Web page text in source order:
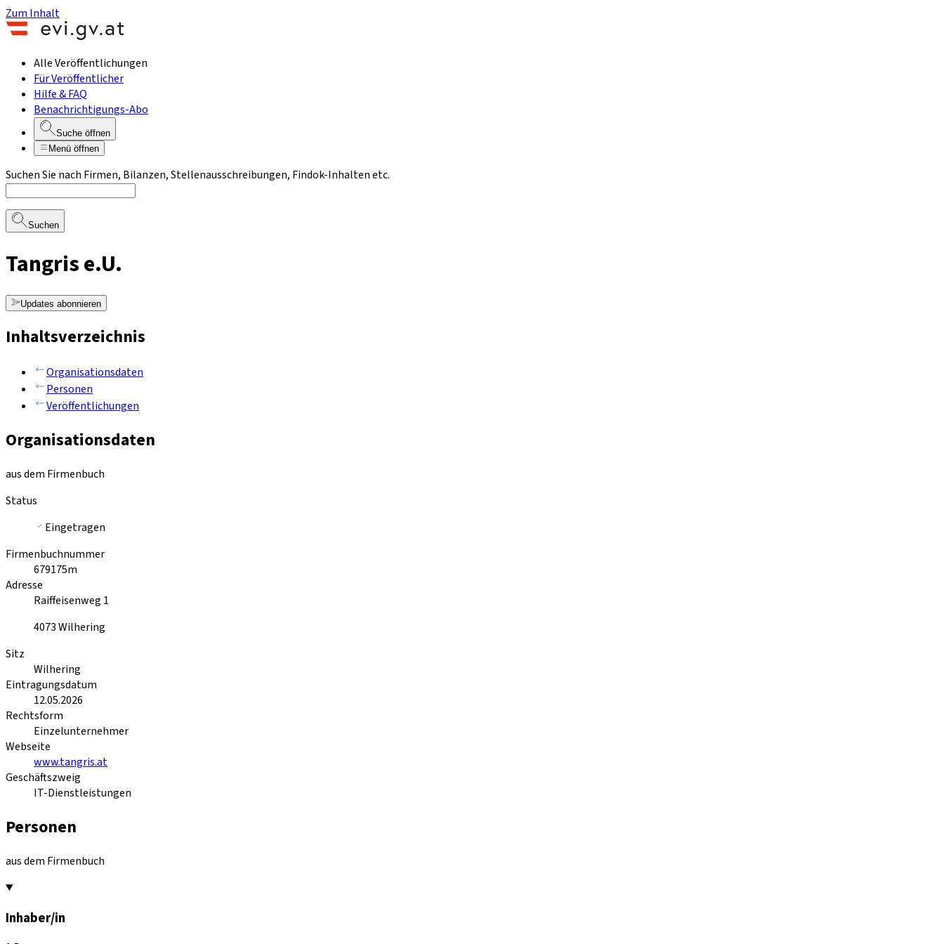
Zum Inhalt
Alle Veröffentlichungen
Für Veröffentlicher
Hilfe & FAQ
Benachrichtigungs-Abo
Suche öffnen
Menü öffnen
Suchen Sie nach Firmen, Bilanzen, Stellenausschreibungen, Findok-Inhalten etc.
Suchen
Tangris e.U.
Updates abonnieren
Inhaltsverzeichnis
Organisationsdaten
Personen
Veröffentlichungen
Organisationsdaten
aus dem Firmenbuch
Status
Eingetragen
Firmenbuchnummer
679175m
Adresse
Raiffeisenweg 1
4073Wilhering
Sitz
Wilhering
Eintragungsdatum
12.05.2026
Rechtsform
Einzelunternehmer
Webseite
www.tangris.at
Geschäftszweig
IT-Dienstleistungen
Personen
aus dem Firmenbuch
Inhaber/in